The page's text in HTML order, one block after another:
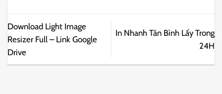
Download Light Image
Resizer Full – Link Google
Drive
In Nhanh Tân Bình Lấy Trong
24H